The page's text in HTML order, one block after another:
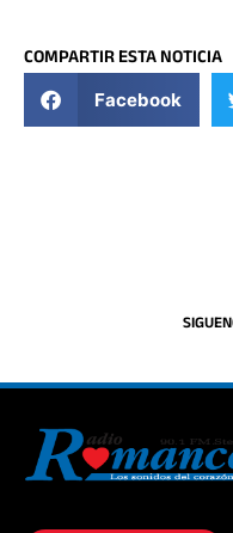
COMPARTIR ESTA NOTICIA
Facebook